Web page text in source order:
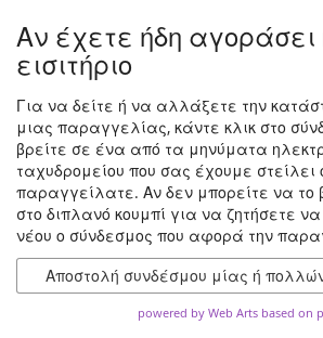
Αν έχετε ήδη αγοράσει
εισιτήριο
Για να δείτε ή να αλλάξετε την
μιας παραγγελίας, κάντε κλικ στο
βρείτε σε ένα από τα μηνύματα
ταχυδρομείου που σας έχουμε στείλει
παραγγείλατε. Αν δεν μπορείτε να το
στο διπλανό κουμπί για να ζητήσετε
νέου ο σύνδεσμος που αφορά την
Αποστολή συνδέσμου μίας ή
powered by Web Arts based on